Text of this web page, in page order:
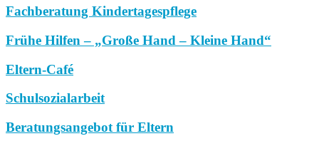
Fachberatung Kindertagespflege
Frühe Hilfen – „Große Hand – Kleine Hand“
Eltern-Café
Schulsozialarbeit
Beratungsangebot für Eltern